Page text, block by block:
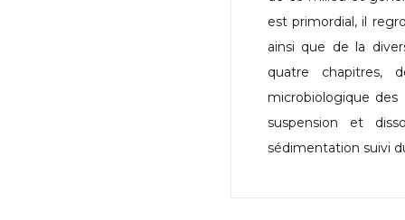
est primordial, il
ainsi que de la
quatre chapitres,
microbiologique des
suspension et
sédimentation suivi